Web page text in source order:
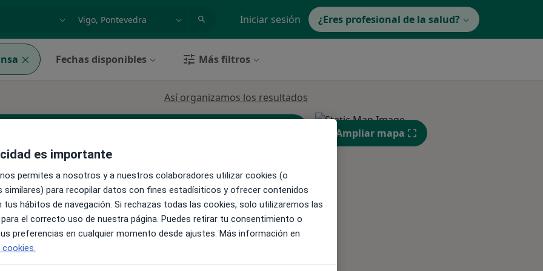
Iniciar sesión ¿Eres profesional de la salud?
Fechas disponibles Más filtros
Así organizamos los resultados
La reserva de cita online no está disponible
Pedir una cita
Ampliar mapa
es importante
permites a nosotros y a nuestros colaboradores utilizar cookies (o
similares) para recopilar datos con fines estadísiticos y ofrecer contenidos
tus hábitos de navegación. Si rechazas todas las cookies, solo utilizaremos las
el correcto uso de nuestra página. Puedes retirar tu consentimiento o
preferencias en cualquier momento desde ajustes. Más información en